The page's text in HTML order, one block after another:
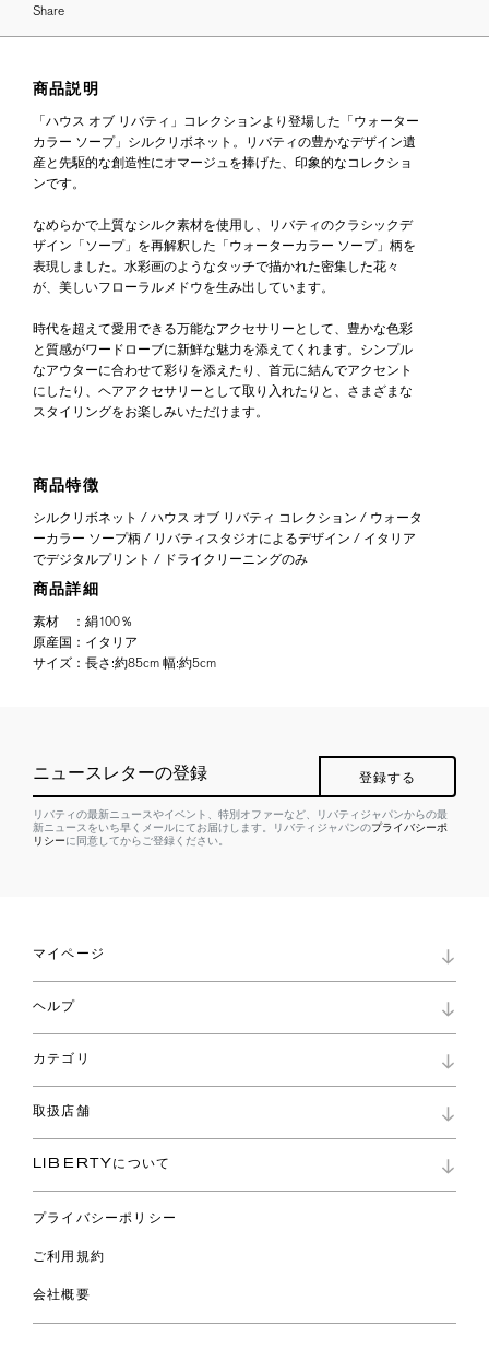
Share
商品説明
「ハウス オブ リバティ」コレクションより登場した「ウォーター
カラー ソープ」シルクリボネット。リバティの豊かなデザイン遺
産と先駆的な創造性にオマージュを捧げた、印象的なコレクショ
ンです。
なめらかで上質なシルク素材を使用し、リバティのクラシックデ
ザイン「ソープ」を再解釈した「ウォーターカラー ソープ」柄を
表現しました。水彩画のようなタッチで描かれた密集した花々
が、美しいフローラルメドウを生み出しています。
時代を超えて愛用できる万能なアクセサリーとして、豊かな色彩
と質感がワードローブに新鮮な魅力を添えてくれます。シンプル
なアウターに合わせて彩りを添えたり、首元に結んでアクセント
にしたり、ヘアアクセサリーとして取り入れたりと、さまざまな
スタイリングをお楽しみいただけます。
商品特徴
シルクリボネット / ハウス オブ リバティ コレクション / ウォータ
ーカラー ソープ柄 / リバティスタジオによるデザイン / イタリア
でデジタルプリント / ドライクリーニングのみ
商品詳細
素材 ： 絹100％
原産国 ： イタリア
サイズ ： 長さ:約85cm 幅:約5cm
ニュースレターの登録 登録する
リバティの最新ニュースやイベント、特別オファーなど、リバティジャパンからの最
新ニュースをいち早くメールにてお届けします。リバティジャパンのプライバシーポ
リシーに同意してからご登録ください。
マイページ
ロイヤリティプログラム
パスワード再設定
ショッピングバッグ
ヘルプ
お問い合わせ
よくあるご質問
ご利用ガイド
カテゴリ
コレクション
ファブリックス
バッグ
ウェア
ライフスタイル
スペシャル
取扱店舗
リバティ・ファブリックス
LIBERTYについて
プライバシーポリシー
ご利用規約
会社概要